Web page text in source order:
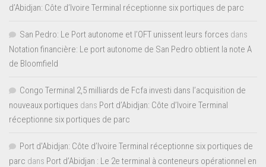
d’Abidjan: Côte d’Ivoire Terminal réceptionne six portiques de parc
San Pedro: Le Port autonome et l’OFT unissent leurs forces dans
Notation financière: Le port autonome de San Pedro obtient la note A
de Bloomfield
Congo Terminal 2,5 milliards de Fcfa investi dans l’acquisition de
nouveaux portiques dans Port d’Abidjan: Côte d’Ivoire Terminal
réceptionne six portiques de parc
Port d'Abidjan: Côte d’Ivoire Terminal réceptionne six portiques de
parc dans Port d’Abidjan : Le 2e terminal à conteneurs opérationnel en